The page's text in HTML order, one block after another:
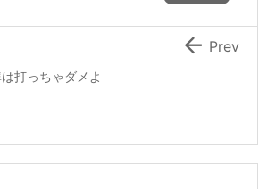
打っちゃダメよ
 Prev